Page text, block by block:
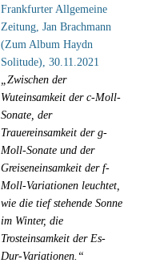
Frankfurter Allgemeine
Zeitung, Jan Brachmann
(Zum Album Haydn
Solitude), 30.11.2021
„Zwischen der
Wuteinsamkeit der c-Moll-
Sonate, der
Trauereinsamkeit der g-
Moll-Sonate und der
Greiseneinsamkeit der f-
Moll-Variationen leuchtet,
wie die tief stehende Sonne
im Winter, die
Trosteinsamkeit der Es-
Dur-Variationen.“